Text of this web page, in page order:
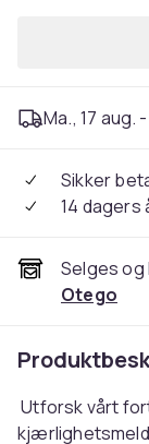
Ma., 17 aug.
Sikker
14 dagers
Selges og
Otego
Utforsk vårt